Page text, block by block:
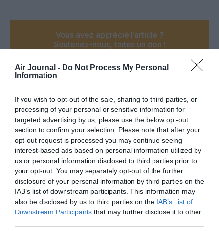
Air Journal - Do Not Process My Personal
Information
If you wish to opt-out of the sale, sharing to third parties, or
processing of your personal or sensitive information for
targeted advertising by us, please use the below opt-out
section to confirm your selection. Please note that after your
opt-out request is processed you may continue seeing
interest-based ads based on personal information utilized by
us or personal information disclosed to third parties prior to
your opt-out. You may separately opt-out of the further
disclosure of your personal information by third parties on the
IAB’s list of downstream participants. This information may
also be disclosed by us to third parties on the IAB’s List of
Downstream Participants that may further disclose it to other
Vous avez apprécié l’article ?
Soutenez-nous, faites un don !
PARTAGER L'ARTICLE
FacebookTwitterPinterestLinkedInEmail Print